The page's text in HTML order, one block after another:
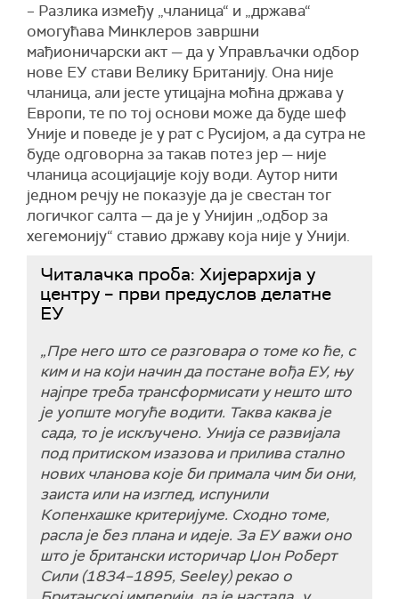
– Разлика између „чланица“ и „држава“
омогућава Минклеров завршни
мађионичарски акт — да у Управљачки одбор
нове ЕУ стави Велику Британију. Она није
чланица, али јесте утицајна моћна држава у
Европи, те по тој основи може да буде шеф
Уније и поведе је у рат с Русијом, а да сутра не
буде одговорна за такав потез јер — није
чланица асоцијације коју води. Аутор нити
једном речју не показује да је свестан тог
логичког салта — да је у Унијин „одбор за
хегемонију“ ставио државу која није у Унији.
Читалачка проба: Хијерархија у
центру – први предуслов делатне
ЕУ
„Пре него што се разговара о томе ко ће, с
ким и на који начин да постане вођа ЕУ, њу
најпре треба трансформисати у нешто што
је уопште могуће водити. Таква каква је
сада, то је искључено. Унија се развијала
под притиском изазова и прилива стално
нових чланова које би примала чим би они,
заиста или на изглед, испунили
Копенхашке критеријуме. Сходно томе,
расла је без плана и идеје. За ЕУ важи оно
што је британски историчар Џон Роберт
Сили (1834–1895, Seeley) рекао о